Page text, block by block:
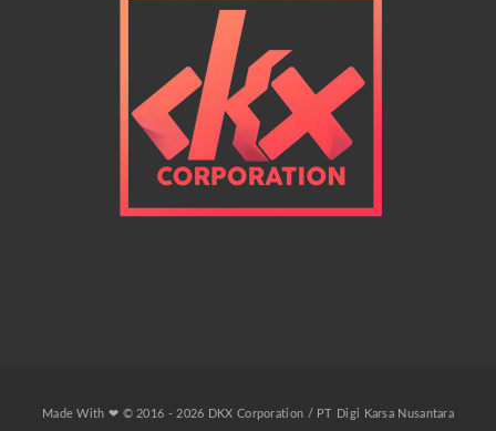
Made With ❤ © 2016 - 2026 DKX Corporation / PT Digi Karsa Nusantara